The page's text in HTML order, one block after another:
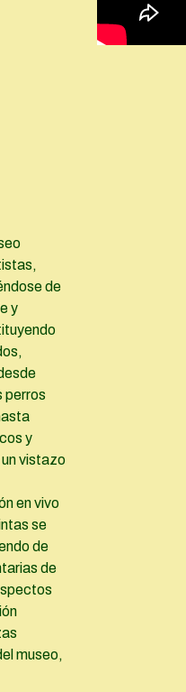
de
y
perros
y
vistazo
en vivo
se
de
de
museo,